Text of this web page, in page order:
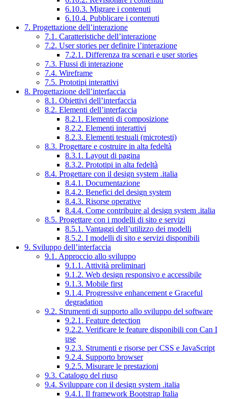
6.10.3. Migrare i contenuti
6.10.4. Pubblicare i contenuti
7. Progettazione dell’interazione
7.1. Caratteristiche dell’interazione
7.2. User stories per definire l’interazione
7.2.1. Differenza tra scenari e user stories
7.3. Flussi di interazione
7.4. Wireframe
7.5. Prototipi interattivi
8. Progettazione dell’interfaccia
8.1. Obiettivi dell’interfaccia
8.2. Elementi dell’interfaccia
8.2.1. Elementi di composizione
8.2.2. Elementi interattivi
8.2.3. Elementi testuali (microtesti)
8.3. Progettare e costruire in alta fedeltà
8.3.1. Layout di pagina
8.3.2. Prototipi in alta fedeltà
8.4. Progettare con il design system .italia
8.4.1. Documentazione
8.4.2. Benefici del design system
8.4.3. Risorse operative
8.4.4. Come contribuire al design system .italia
8.5. Progettare con i modelli di sito e servizi
8.5.1. Vantaggi dell’utilizzo dei modelli
8.5.2. I modelli di sito e servizi disponibili
9. Sviluppo dell’interfaccia
9.1. Approccio allo sviluppo
9.1.1. Attività preliminari
9.1.2. Web design responsivo e accessibile
9.1.3. Mobile first
9.1.4. Progressive enhancement e Graceful
degradation
9.2. Strumenti di supporto allo sviluppo del software
9.2.1. Feature detection
9.2.2. Verificare le feature disponibili con Can I
use
9.2.3. Strumenti e risorse per CSS e JavaScript
9.2.4. Supporto browser
9.2.5. Misurare le prestazioni
9.3. Catalogo del riuso
9.4. Sviluppare con il design system .italia
9.4.1. Il framework Bootstrap Italia